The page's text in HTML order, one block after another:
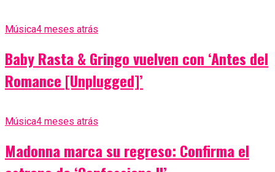
Música4 meses atrás
Baby Rasta & Gringo vuelven con ‘Antes del
Romance [Unplugged]’
Música4 meses atrás
Madonna marca su regreso: Confirma el